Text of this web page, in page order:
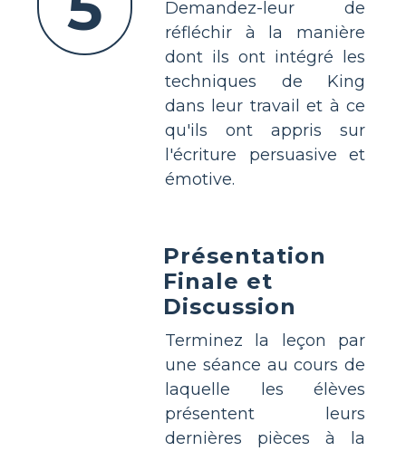
Demandez-leur de
réfléchir à la manière
dont ils ont intégré les
techniques de King
dans leur travail et à ce
qu'ils ont appris sur
l'écriture persuasive et
émotive.
Présentation
Finale et
Discussion
Terminez la leçon par
une séance au cours de
laquelle les élèves
présentent leurs
dernières pièces à la